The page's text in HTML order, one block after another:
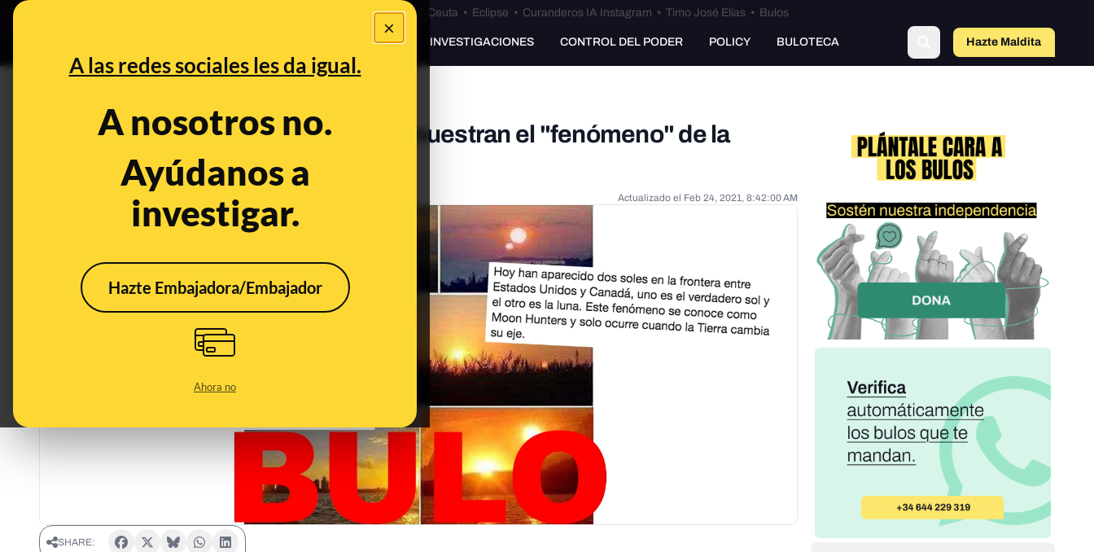
×
A las redes sociales les da igual.
A nosotros no.
Ayúdanos a
investigar.
Hazte Embajadora/Embajador
Ahora no
Especial Ceuta•Bulos Ceuta • Eclipse • Curanderos IA Instagram • Timo José Elías • Bulos
PREBUNKING INVESTIGACIONES CONTROL DEL PODER POLICY BULOTECA Hazte Maldito
No, estas fotos de "dos soles" no muestran el "fenómeno" de la
"Luna del cazador"
Jul 7, 2020, 12:04:00 PM Actualizado el Feb 24, 2021, 8:42:00 AM
SHARE: